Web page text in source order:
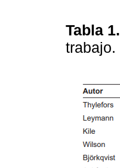
Tabla 1.
trabajo.